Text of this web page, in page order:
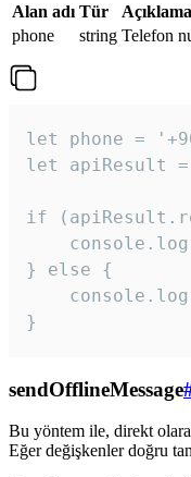
Alan adı Tür
Açıklama
phone
string Telefon
let phone =
let apiResult
if
} else {
}
sendOfflineMessage
Bu yöntem ile, direkt
Eğer değişkenler doğru